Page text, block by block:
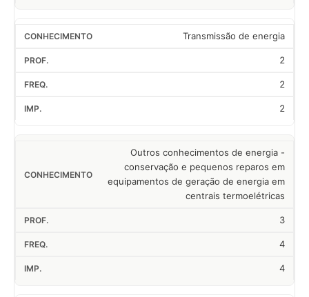
Transmissão de energia
2
2
2
Outros conhecimentos de energia -
conservação e pequenos reparos em
equipamentos de geração de energia em
centrais termoelétricas
3
4
4